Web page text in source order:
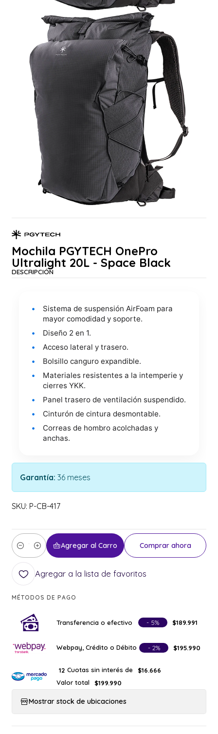
Mochila PGYTECH OnePro
Ultralight 20L - Space Black
DESCRIPCIÓN
Sistema de suspensión AirFoam para
mayor comodidad y soporte.
Diseño 2 en 1.
Acceso lateral y trasero.
Bolsillo canguro expandible.
Materiales resistentes a la intemperie y
cierres YKK.
Panel trasero de ventilación suspendido.
Cinturón de cintura desmontable.
Correas de hombro acolchadas y
anchas.
Garantía: 36 meses
SKU: P-CB-417
Cantidad
Agregar al Carro Comprar ahora
Agregar a la lista de favoritos
MÉTODOS DE PAGO
Transferencia o efectivo - 5% $189.991
Webpay, Crédito o Débito - 2% $195.990
12 Cuotas sin interés de
$16.666
Valor total
$199.990
Mostrar stock de ubicaciones